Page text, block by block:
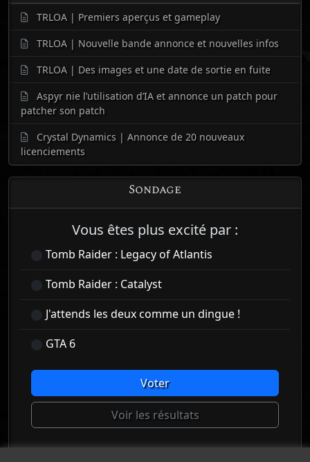
TRLOA | Premiers aperçus et gameplay
TRLOA | Nouvelle bande annonce et nouvelles infos
TRLOA | Des images et une date de sortie en fuite
Aspyr nie l’utilisation d’IA et annonce un patch pour
patcher son patch
Crystal Dynamics | Annonce de 20 nouveaux
licenciements
Sondage
Vous êtes plus excité par :
Tomb Raider : Legacy of Atlantis
Tomb Raider : Catalyst
J'attends les deux comme un dingue !
GTA 6
Voter
Voir les résultats